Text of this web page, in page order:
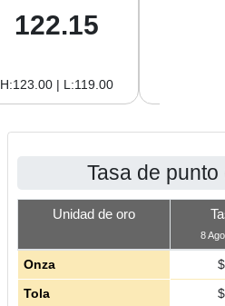
122.15
H:123.00 | L:119.00
Tasa de punto
Unidad de oro
8
Onza $
Tola
$